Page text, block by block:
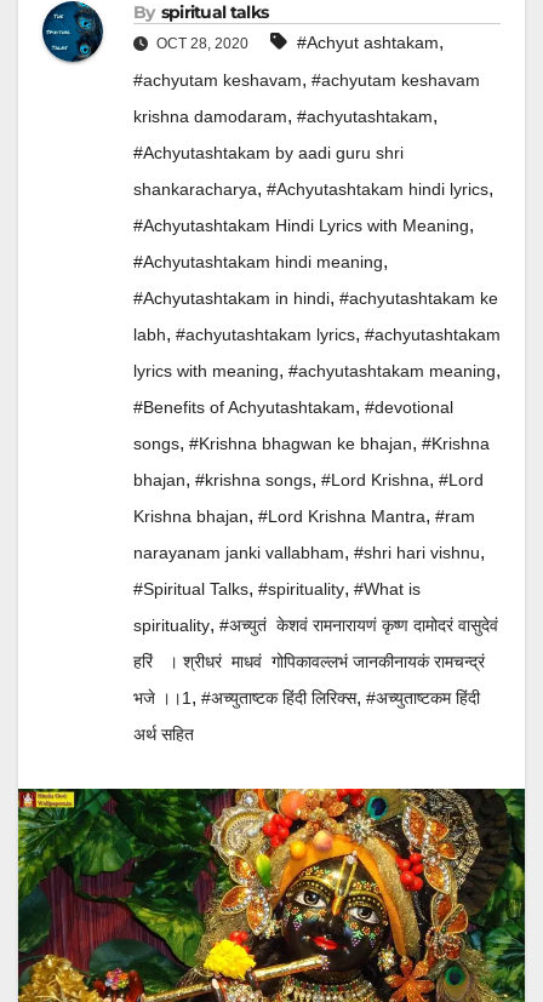
By spiritual talks
OCT 28, 2020 #Achyut ashtakam,
#achyutam keshavam, #achyutam keshavam
krishna damodaram, #achyutashtakam,
#Achyutashtakam by aadi guru shri
shankaracharya, #Achyutashtakam hindi lyrics,
#Achyutashtakam Hindi Lyrics with Meaning,
#Achyutashtakam hindi meaning,
#Achyutashtakam in hindi, #achyutashtakam ke
labh, #achyutashtakam lyrics, #achyutashtakam
lyrics with meaning, #achyutashtakam meaning,
#Benefits of Achyutashtakam, #devotional
songs, #Krishna bhagwan ke bhajan, #Krishna
bhajan, #krishna songs, #Lord Krishna, #Lord
Krishna bhajan, #Lord Krishna Mantra, #ram
narayanam janki vallabham, #shri hari vishnu,
#Spiritual Talks, #spirituality, #What is
spirituality, #अच्युतं केशवं रामनारायणं कृष्ण दामोदरं वासुदेवं
हरिं । श्रीधरं माधवं गोपिकावल्लभं जानकीनायकं रामचन्द्रं
भजे ।।1, #अच्युताष्टक हिंदी लिरिक्स, #अच्युताष्टकम हिंदी
अर्थ सहित